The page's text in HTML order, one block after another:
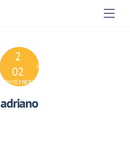
2
02
NOVIEMBRE
2024
adriano